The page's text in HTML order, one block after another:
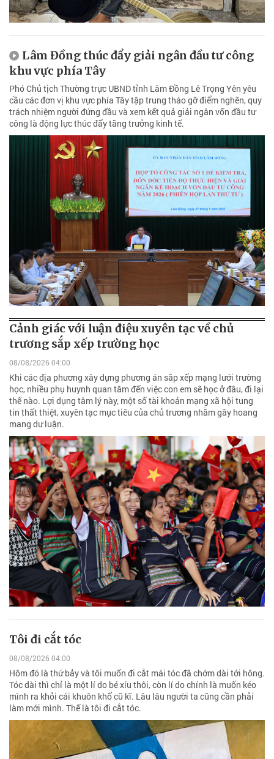
Lâm Đồng thúc đẩy giải ngân đầu tư công
khu vực phía Tây
Phó Chủ tịch Thường trực UBND tỉnh Lâm Đồng Lê Trọng Yên yêu
cầu các đơn vị khu vực phía Tây tập trung tháo gỡ điểm nghẽn, quy
trách nhiệm người đứng đầu và xem kết quả giải ngân vốn đầu tư
công là động lực thúc đẩy tăng trưởng kinh tế.
Cảnh giác với luận điệu xuyên tạc về chủ
trương sắp xếp trường học
08/08/2026 04:00
Khi các địa phương xây dựng phương án sắp xếp mạng lưới trường
học, nhiều phụ huynh quan tâm đến việc con em sẽ học ở đâu, đi lại
thế nào. Lợi dụng tâm lý này, một số tài khoản mạng xã hội tung
tin thất thiệt, xuyên tạc mục tiêu của chủ trương nhằm gây hoang
mang dư luận.
Tôi đi cắt tóc
08/08/2026 04:00
Hôm đó là thứ bảy và tôi muốn đi cắt mái tóc đã chớm dài tới hông.
Tóc dài thì chỉ là một lí do bé xíu thôi, còn lí do chính là muốn kéo
mình ra khỏi cái khuôn khổ cũ kĩ. Lâu lâu người ta cũng cần phải
làm mới mình. Thế là tôi đi cắt tóc.